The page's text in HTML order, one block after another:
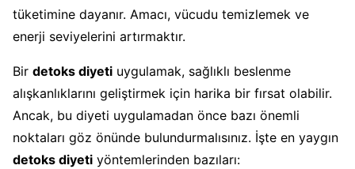
tüketimine dayanır. Amacı, vücudu temizlemek ve
enerji seviyelerini artırmaktır.
Bir detoks diyeti uygulamak, sağlıklı beslenme
alışkanlıklarını geliştirmek için harika bir fırsat olabilir.
Ancak, bu diyeti uygulamadan önce bazı önemli
noktaları göz önünde bulundurmalısınız. İşte en yaygın
detoks diyeti yöntemlerinden bazıları: